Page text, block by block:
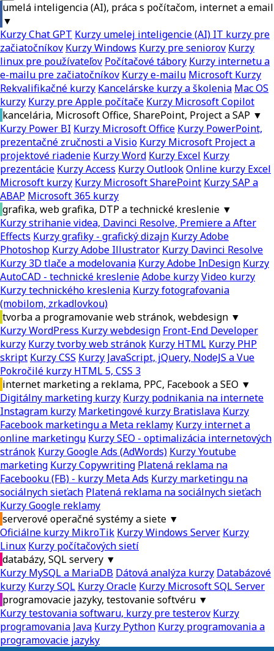
umelá inteligencia (AI), práca s počítačom, internet a email
▼
Kurzy Chat GPT Kurzy umelej inteligencie (AI) IT kurzy pre
začiatočníkov Kurzy Windows Kurzy pre seniorov Kurzy
linux pre používateľov Počítačové tábory Kurzy internetu a
e-mailu pre začiatočníkov Kurzy e-mailu Microsoft Kurzy
Rekvalifikačné kurzy Kancelárske kurzy a školenia Mac OS
kurzy Kurzy pre Apple počítače Kurzy Microsoft Copilot
kancelária, Microsoft Office, SharePoint, Project a SAP ▼
Kurzy Power BI Kurzy Microsoft Office Kurzy PowerPoint,
prezentačné zručnosti a Visio Kurzy Microsoft Project a
projektové riadenie Kurzy Word Kurzy Excel Kurzy
prezentácie Kurzy Access Kurzy OutlookOnline kurzy Excel
Microsoft kurzy Kurzy Microsoft SharePoint Kurzy SAP a
ABAP Microsoft 365 kurzy
grafika, web grafika, DTP a technické kreslenie ▼
Kurzy strihanie videa, Davinci Resolve, Premiere a After
Effects Kurzy grafiky - grafický dizajn Kurzy Adobe
Photoshop Kurzy Adobe Illustrator Kurzy Davinci Resolve
Kurzy 3D tlače a modelovania Kurzy Adobe InDesign Kurzy
AutoCAD - technické kreslenieAdobe kurzyVideo kurzy
Kurzy technického kreslenia Kurzy fotografovania
(mobilom, zrkadlovkou)
tvorba a programovanie web stránok, webdesign ▼
Kurzy WordPress Kurzy webdesign Front-End Developer
kurzy Kurzy tvorby web stránok Kurzy HTML Kurzy PHP
skript Kurzy CSS Kurzy JavaScript, jQuery, NodeJS a Vue
Pokročilé kurzy HTML 5, CSS 3
internet marketing a reklama, PPC, Facebook a SEO ▼
Digitálny marketing kurzy Kurzy podnikania na internete
Instagram kurzy Marketingové kurzy Bratislava Kurzy
Facebook marketingu a Meta reklamy Kurzy internet a
online marketingu Kurzy SEO - optimalizácia internetových
stránok Kurzy Google Ads (AdWords) Kurzy Youtube
marketing Kurzy Copywriting Platená reklama na
Facebooku (FB) - kurzy Meta Ads Kurzy marketingu na
sociálnych sieťach Platená reklama na sociálnych sieťach
Kurzy Google reklamy
serverové operačné systémy a siete ▼
Oficiálne kurzy MikroTik Kurzy Windows Server Kurzy
Linux Kurzy počítačových sietí
databázy, SQL servery ▼
Kurzy MySQL a MariaDB Dátová analýza kurzy Databázové
kurzy Kurzy SQL Kurzy Oracle Kurzy Microsoft SQL Server
programovacie jazyky, testovanie softvéru ▼
Kurzy testovania softwaru, kurzy pre testerov Kurzy
programovania Java Kurzy Python Kurzy programovania a
programovacie jazyky